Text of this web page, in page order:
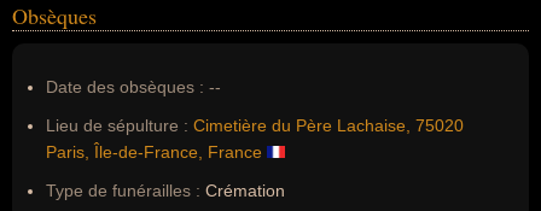
Obsèques
Date des obsèques : --
Lieu de sépulture : Cimetière du Père Lachaise, 75020
Paris, Île-de-France, France
Type de funérailles : Crémation